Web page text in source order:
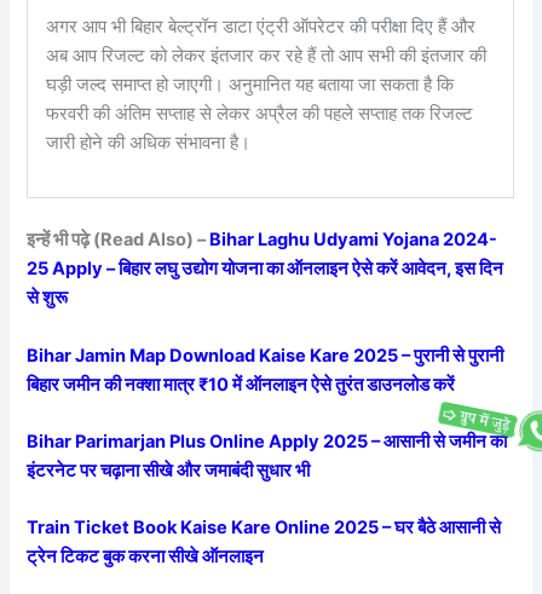
अगर आप भी बिहार बेल्ट्रॉन डाटा एंट्री ऑपरेटर की परीक्षा दिए हैं और
अब आप रिजल्ट को लेकर इंतजार कर रहे हैं तो आप सभी की इंतजार की
घड़ी जल्द समाप्त हो जाएगी। अनुमानित यह बताया जा सकता है कि
फरवरी की अंतिम सप्ताह से लेकर अप्रैल की पहले सप्ताह तक रिजल्ट
जारी होने की अधिक संभावना है।
इन्हें भी पढ़े (Read Also) –Bihar Laghu Udyami Yojana 2024-
25 Apply – बिहार लघु उद्योग योजना का ऑनलाइन ऐसे करें आवेदन, इस दिन
से शुरू
Bihar Jamin Map Download Kaise Kare 2025 – पुरानी से पुरानी
बिहार जमीन की नक्शा मात्र ₹10 में ऑनलाइन ऐसे तुरंत डाउनलोड करें
Bihar Parimarjan Plus Online Apply 2025 – आसानी से जमीन को
इंटरनेट पर चढ़ाना सीखे और जमाबंदी सुधार भी
Train Ticket Book Kaise Kare Online 2025 – घर बैठे आसानी से
ट्रेन टिकट बुक करना सीखे ऑनलाइन